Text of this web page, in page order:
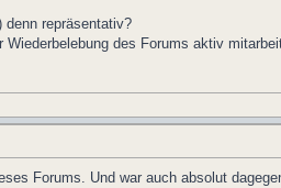
denn repräsentativ?
des Forums aktiv
Forums. Und war auch absolut